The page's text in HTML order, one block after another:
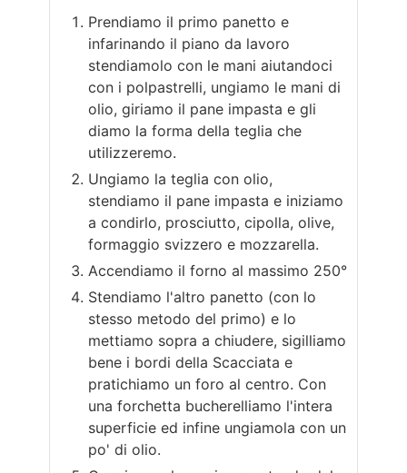
Prendiamo il primo panetto e
infarinando il piano da lavoro
stendiamolo con le mani aiutandoci
con i polpastrelli, ungiamo le mani di
olio, giriamo il pane impasta e gli
diamo la forma della teglia che
utilizzeremo.
Ungiamo la teglia con olio,
stendiamo il pane impasta e iniziamo
a condirlo, prosciutto, cipolla, olive,
formaggio svizzero e mozzarella.
Accendiamo il forno al massimo 250°
Stendiamo l'altro panetto (con lo
stesso metodo del primo) e lo
mettiamo sopra a chiudere, sigilliamo
bene i bordi della Scacciata e
pratichiamo un foro al centro. Con
una forchetta bucherelliamo l'intera
superficie ed infine ungiamola con un
po' di olio.